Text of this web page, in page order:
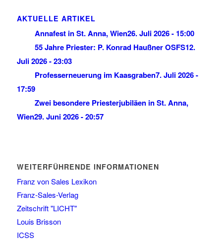
AKTUELLE ARTIKEL
Annafest in St. Anna, Wien26. Juli 2026 - 15:00
55 Jahre Priester: P. Konrad Haußner OSFS12.
Juli 2026 - 23:03
Professerneuerung im Kaasgraben7. Juli 2026 -
17:59
Zwei besondere Priesterjubiläen in St. Anna,
Wien29. Juni 2026 - 20:57
WEITERFÜHRENDE INFORMATIONEN
Franz von Sales Lexikon
Franz-Sales-Verlag
Zeitschrift "LICHT"
Louis Brisson
ICSS